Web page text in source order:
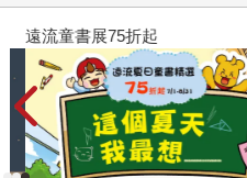
遠流童書展75折起